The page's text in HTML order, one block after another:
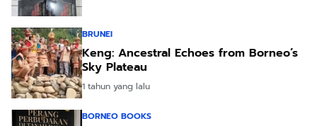
BRUNEI
Keng: Ancestral Echoes from Borneo’s
Sky Plateau
1 tahun yang lalu
BORNEO BOOKS